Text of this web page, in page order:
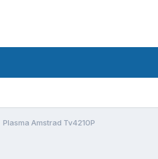
Plasma Amstrad Tv4210P